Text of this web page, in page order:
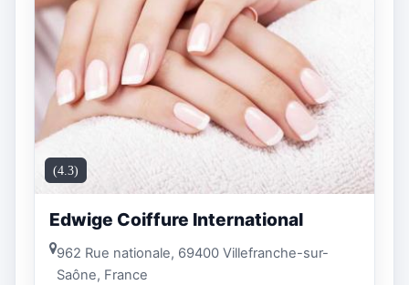
(4.3)
Edwige Coiffure International
962 Rue nationale, 69400 Villefranche-sur-
Saône, France